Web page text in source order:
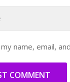
my name, email,